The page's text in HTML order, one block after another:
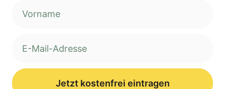
Jetzt kostenfrei eintragen